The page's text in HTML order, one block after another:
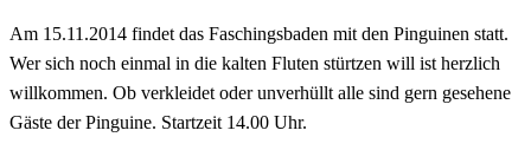
Am 15.11.2014 findet das Faschingsbaden mit den Pinguinen statt.
Wer sich noch einmal in die kalten Fluten stürtzen will ist herzlich
willkommen. Ob verkleidet oder unverhüllt alle sind gern gesehene
Gäste der Pinguine. Startzeit 14.00 Uhr.